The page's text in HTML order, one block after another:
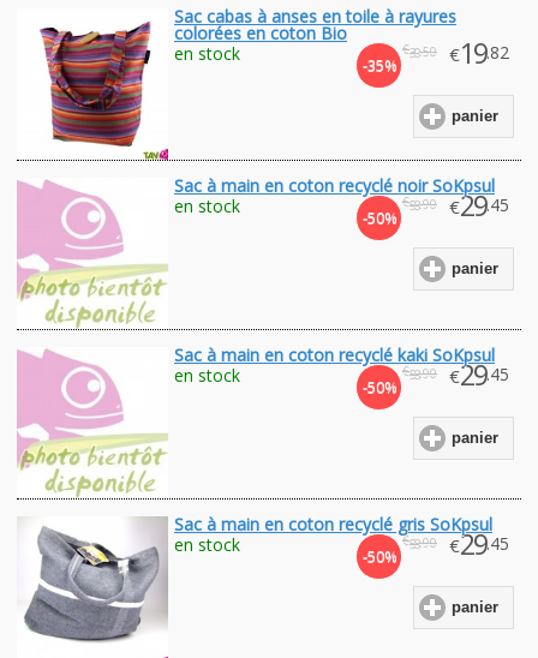
Sac cabas à anses en toile à rayures
colorées en coton Bio
-35%
€30.50 €19.82
en stock
panier
Sac à main en coton recyclé noir SoKpsul
-50%
€58.90 €29.45
en stock
panier
Sac à main en coton recyclé kaki SoKpsul
-50%
€58.90 €29.45
en stock
panier
Sac à main en coton recyclé gris SoKpsul
-50%
€58.90 €29.45
en stock
panier